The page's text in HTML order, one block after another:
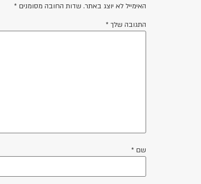
האימייל לא יוצג באתר. שדות החובה מסומנים *
התגובה שלך *
שם *